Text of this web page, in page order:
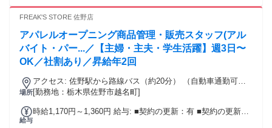
FREAK'S STORE 佐野店
アパレルオープニング商品管理・販売スタッフ(アル
バイト・パー...／【主婦・主夫・学生活躍】週3日〜
OK／社割あり／昇給年2回
場所
アクセス: 佐野駅から路線バス（約20分） （自動車通勤可
能） ※会社が定めた場所へ変更の可能性あり（全国転勤）
[勤務地：栃木県佐野市越名町]
給与
時給1,170円～1,360円 給与: ■契約の更新：有 ■契約の更新は